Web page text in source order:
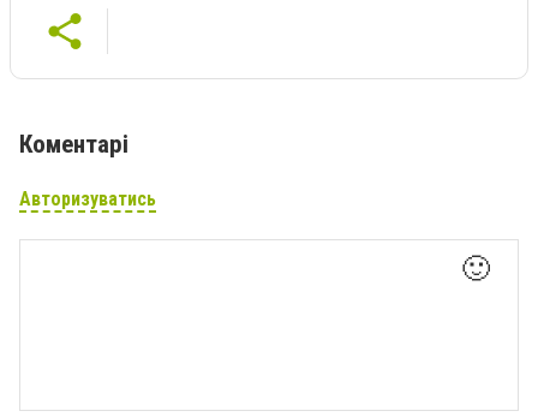
Коментарі
Авторизуватись
🙂